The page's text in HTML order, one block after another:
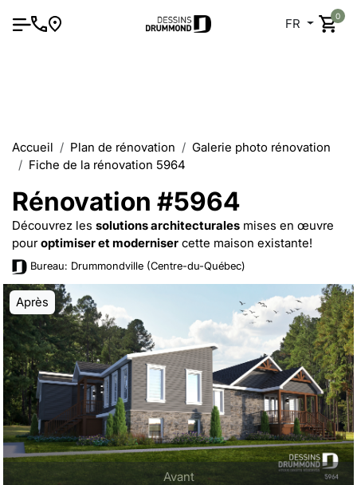
FR
0
Accueil Plan de rénovation
Galerie photo rénovation
Fiche de la rénovation 5964
Rénovation #5964
Découvrez les solutions architecturales mises en œuvre
pouroptimiser et moderniser cette maison existante!
Bureau: Drummondville (Centre-du-Québec)
Après
Avant